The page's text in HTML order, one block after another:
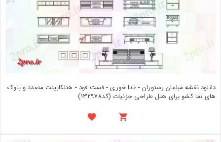
دانلود نقشه مبلمان رستوران - غذا خوری - فست فود - هتلکابینت متعدد و بلوک
های نما کشو برای هتل طراحی جزئیات (کد132978)